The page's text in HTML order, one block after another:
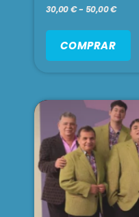
30,00€- 50,00€
COMPRAR